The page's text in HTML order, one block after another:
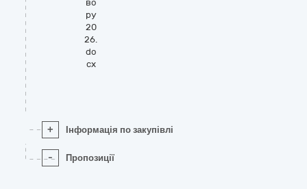
во
ру
20
26.
do
cx
+ Інформація по закупівлі
- Пропозиції